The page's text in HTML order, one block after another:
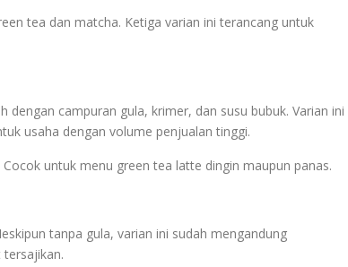
tea dan matcha. Ketiga varian ini terancang untuk
campuran gula, krimer, dan susu bubuk. Varian ini
usaha dengan volume penjualan tinggi.
untuk menu green tea latte dingin maupun panas.
tanpa gula, varian ini sudah mengandung